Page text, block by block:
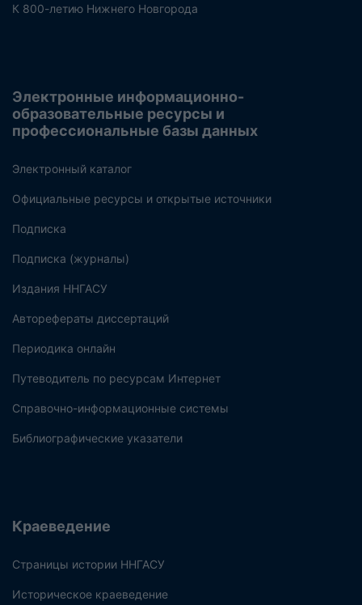
К 800-летию Нижнего Новгорода
Электронные информационно-
образовательные ресурсы и
профессиональные базы данных
Электронный каталог
Официальные ресурсы и открытые источники
Подписка
Подписка (журналы)
Издания ННГАСУ
Авторефераты диссертаций
Периодика онлайн
Путеводитель по ресурсам Интернет
Справочно-информационные системы
Библиографические указатели
Краеведение
Страницы истории ННГАСУ
Историческое краеведение